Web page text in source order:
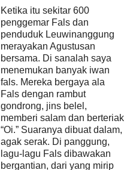
Ketika itu sekitar 600
penggemar Fals dan
penduduk Leuwinanggung
merayakan Agustusan
bersama. Di sanalah saya
menemukan banyak iwan
fals. Mereka bergaya ala
Fals dengan rambut
gondrong, jins belel,
memberi salam dan berteriak
“Oi.” Suaranya dibuat dalam,
agak serak. Di panggung,
lagu-lagu Fals dibawakan
bergantian, dari yang mirip